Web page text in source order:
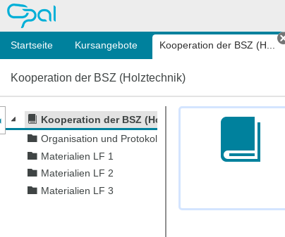
OPAL
Startseite Kursangebote Kooperation der BSZ (H...
Kooperation der BSZ (Holztechnik)
Kooperation der BSZ (Holztechnik)
Organisation und Protokolle
Materialien LF 1
Materialien LF 2
Materialien LF 3
des Kursmenüs